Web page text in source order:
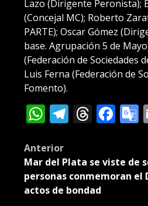
Lazo (Dirigente Peronista);
(Concejal MC); Roberto
PARTE); Oscar Gómez
base. Agrupación 5 de
(Federación de Sociedades
Luis Ferna (Federación de
Fomento).
WhatsApp
Post
navigation
Anterior
Mar del Plata se viste de
personas conmemoran el
actos de bondad